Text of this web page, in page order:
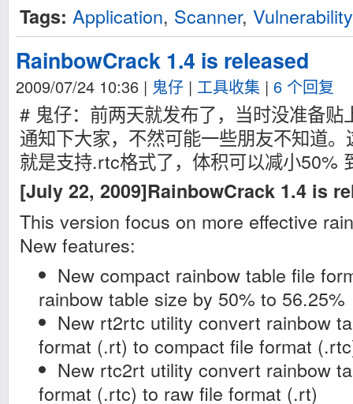
Tags: Application, Scanner, Vulnerability
RainbowCrack 1.4 is released
2009/07/24 10:36 | 鬼仔 | 工具收集 | 6 个回复
# 鬼仔：前两天就发布了，当时没准备贴
通知下大家，不然可能一些朋友不知道
就是支持.rtc格式了，体积可以减小50%
[July 22, 2009]RainbowCrack 1.4 is
This version focus on more effective
New features:
New compact rainbow table file
rainbow table size by 50% to 56.25%
New rt2rtc utility convert rainbow
format (.rt) to compact file format
New rtc2rt utility convert rainbow
format (.rtc) to raw file format (.rt)